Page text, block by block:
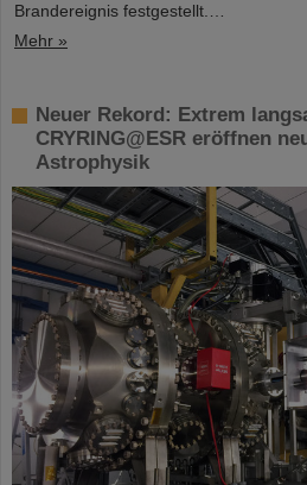
Brandereignis festgestellt.…
Mehr »
Neuer Rekord: Extrem
CRYRING@ESR eröffnen
Astrophysik